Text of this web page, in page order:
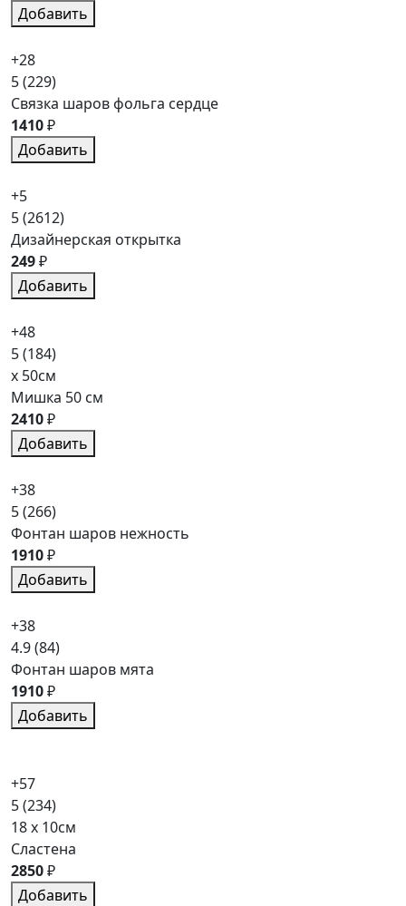
Добавить
+28
5(229)
Связка шаров фольга сердце
1410₽
Добавить
+5
5(2612)
Дизайнерская открытка
249₽
Добавить
+48
5(184)
x 50см
Мишка 50 см
2410₽
Добавить
+38
5(266)
Фонтан шаров нежность
1910₽
Добавить
+38
4.9(84)
Фонтан шаров мята
1910₽
Добавить
+57
5(234)
18 x 10см
Сластена
2850₽
Добавить